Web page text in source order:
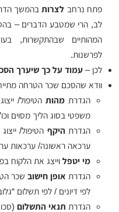
פתח נרחב לצרותבהמשך
לב, הרי שמטבע הדברים –
המהותיים שבהתקשרות,
לפרשנות.
לכן – עמוד על כך שיערך
וודא שהסכם שכר הטרחה
הגדרת מהותהטיפול/
משפטי בסוג הליך מסוים
הגדרת היקף הטיפול/
ערכאה ראשונה/ ערכאות
מי יטפלוייצג את הלקוח
הגדרת אופן חישובשכר
לפי דיונים / לפי תשלום
הגדרת תנאי התשלום